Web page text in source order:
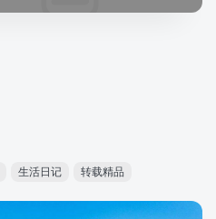
分享电影《沙丘》第一部 第二部
生活日记 转载精品